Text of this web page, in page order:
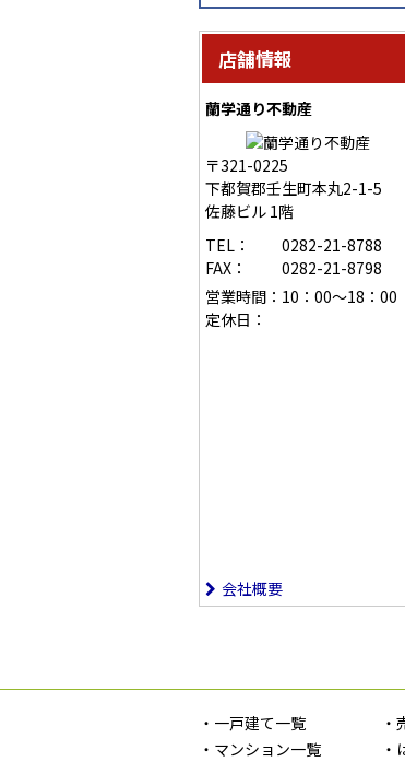
店舗情報
蘭学通り不動産
〒321-0225
下都賀郡壬生町本丸2-1-5
佐藤ビル 1階
TEL：
0282-21-8788
FAX：
0282-21-8798
営業時間： 10：00～18：00
定休日：
会社概要
・一戸建て一覧
・マンション一覧
・